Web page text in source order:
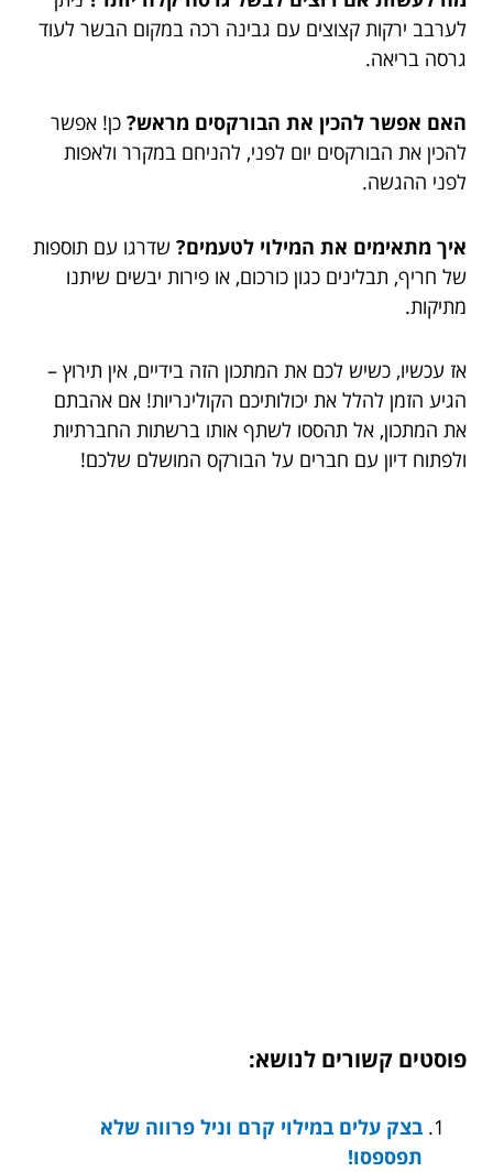
לערבב ירקות קצוצים עם גבינה רכה במקום הבשר לעוד
גרסה בריאה.
האם אפשר להכין את הבורקסים מראש? כן! אפשר
להכין את הבורקסים יום לפני, להניחם במקרר ולאפות
לפני ההגשה.
איך מתאימים את המילוי לטעמים? שדרגו עם תוספות
של חריף, תבלינים כגון כורכום, או פירות יבשים שיתנו
מתיקות.
אז עכשיו, כשיש לכם את המתכון הזה בידיים, אין תירוץ –
הגיע הזמן להלל את יכולותיכם הקולינריות! אם אהבתם
את המתכון, אל תהססו לשתף אותו ברשתות החברתיות
ולפתוח דיון עם חברים על הבורקס המושלם שלכם!
פוסטים קשורים לנושא:
בצק עלים במילוי קרם וניל פרווה שלא
תפספסו!